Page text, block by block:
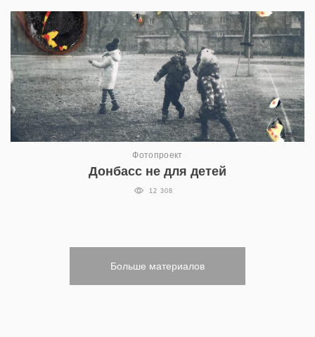
Фотопроект
Донбасс не для детей
12 308
Больше материалов